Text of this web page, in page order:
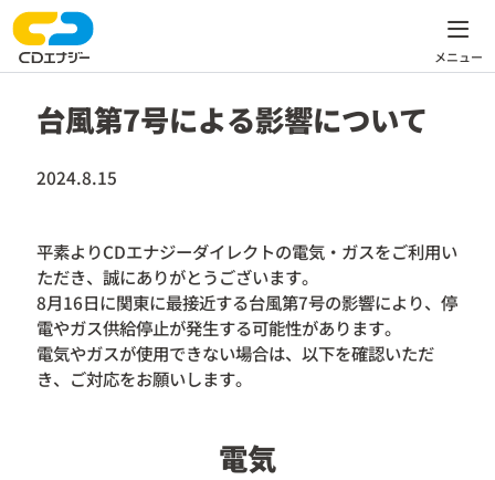
台風第7号による影響について
2024.8.15
平素よりCDエナジーダイレクトの電気・ガスをご利用い
ただき、誠にありがとうございます。
8月16日に関東に最接近する台風第7号の影響により、停
電やガス供給停止が発生する可能性があります。
電気やガスが使用できない場合は、以下を確認いただ
き、ご対応をお願いします。
電気